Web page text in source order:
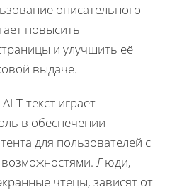
описательного
повысить
и улучшить её
выдаче.
текст играет
в обеспечении
для пользователей с
Люди,
чтецы, зависят от